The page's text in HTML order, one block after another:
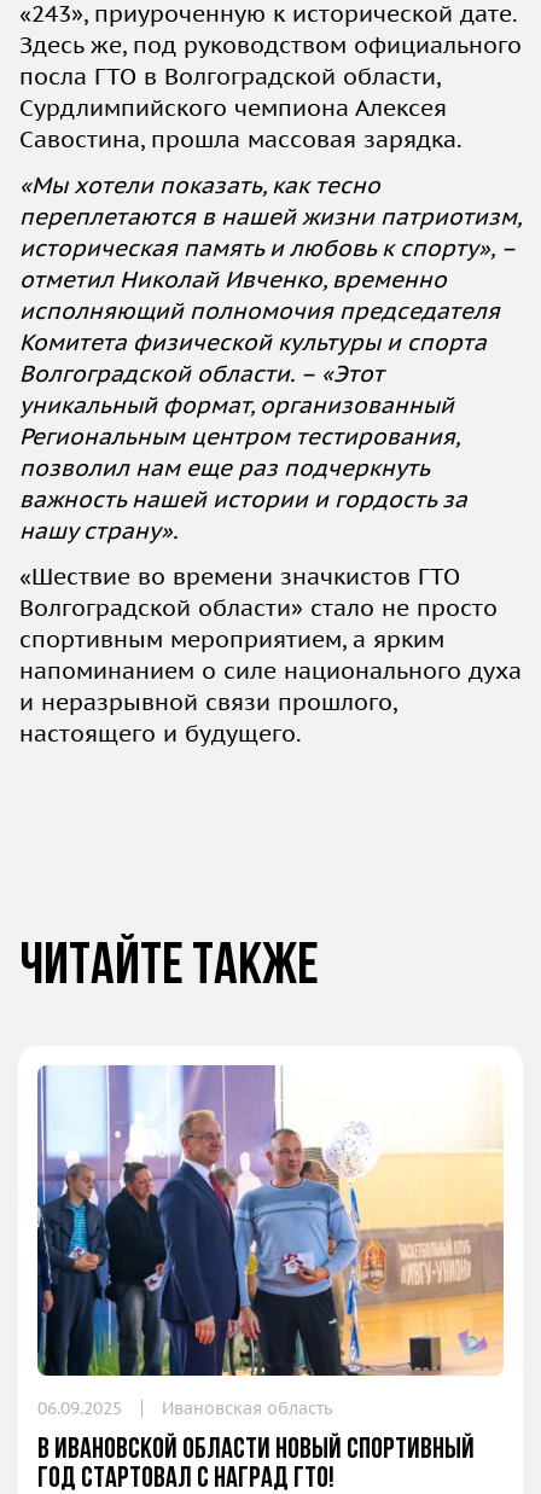
«243», приуроченную к исторической дате.
Здесь же, под руководством официального
посла ГТО в Волгоградской области,
Сурдлимпийского чемпиона Алексея
Савостина, прошла массовая зарядка.
«Мы хотели показать, как тесно
переплетаются в нашей жизни патриотизм,
историческая память и любовь к спорту», –
отметил Николай Ивченко, временно
исполняющий полномочия председателя
Комитета физической культуры и спорта
Волгоградской области. – «Этот
уникальный формат, организованный
Региональным центром тестирования,
позволил нам еще раз подчеркнуть
важность нашей истории и гордость за
нашу страну».
«Шествие во времени значкистов ГТО
Волгоградской области» стало не просто
спортивным мероприятием, а ярким
напоминанием о силе национального духа
и неразрывной связи прошлого,
настоящего и будущего.
Читайте также
06.09.2025 Ивановская область
В Ивановской области новый спортивный
год стартовал с наград ГТО!